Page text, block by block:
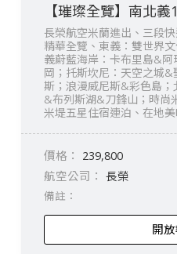
【璀璨全覽】南北義
長榮航空米蘭進出、三段
精華全覽、東義：雙世界
義蔚藍海岸：卡布里島&
岡；托斯坎尼：天空之城
斯；浪漫威尼斯&彩色島
&布列斯湖&刀鋒山；時尚
米堤五星住宿連泊、在地
239,800
長榮
開